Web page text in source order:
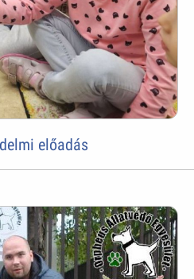
előadás